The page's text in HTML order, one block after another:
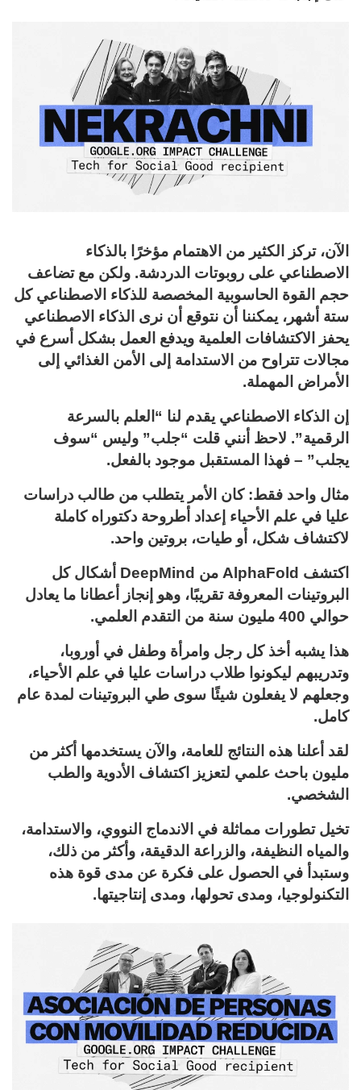
الآن، تركز الكثير من الاهتمام مؤخرًا بالذكاء
الاصطناعي على روبوتات الدردشة. ولكن مع تضاعف
حجم القوة الحاسوبية المخصصة للذكاء الاصطناعي كل
ستة أشهر، يمكننا أن نتوقع أن نرى الذكاء الاصطناعي
يحفز الاكتشافات العلمية ويدفع العمل بشكل أسرع في
مجالات تتراوح من الاستدامة إلى الأمن الغذائي إلى
الأمراض المهملة.
إن الذكاء الاصطناعي يقدم لنا “العلم بالسرعة
الرقمية”. لاحظ أنني قلت “جلب” وليس “سوف
يجلب” – فهذا المستقبل موجود بالفعل.
مثال واحد فقط: كان الأمر يتطلب من طالب دراسات
عليا في علم الأحياء إعداد أطروحة دكتوراه كاملة
لاكتشاف شكل، أو طيات، بروتين واحد.
اكتشف AlphaFold من DeepMind أشكال كل
البروتينات المعروفة تقريبًا، وهو إنجاز أعطانا ما يعادل
حوالي 400 مليون سنة من التقدم العلمي.
هذا يشبه أخذ كل رجل وامرأة وطفل في أوروبا،
وتدريبهم ليكونوا طلاب دراسات عليا في علم الأحياء،
وجعلهم لا يفعلون شيئًا سوى طي البروتينات لمدة عام
كامل.
لقد أعلنا هذه النتائج للعامة، والآن يستخدمها أكثر من
مليون باحث علمي لتعزيز اكتشاف الأدوية والطب
الشخصي.
تخيل تطورات مماثلة في الاندماج النووي، والاستدامة،
والمياه النظيفة، والزراعة الدقيقة، وأكثر من ذلك،
وستبدأ في الحصول على فكرة عن مدى قوة هذه
التكنولوجيا، ومدى تحولها، ومدى إنتاجيتها.